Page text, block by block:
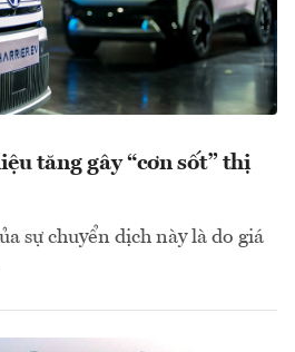
tăng gây “cơn sốt” thị
sự chuyển dịch này là do giá